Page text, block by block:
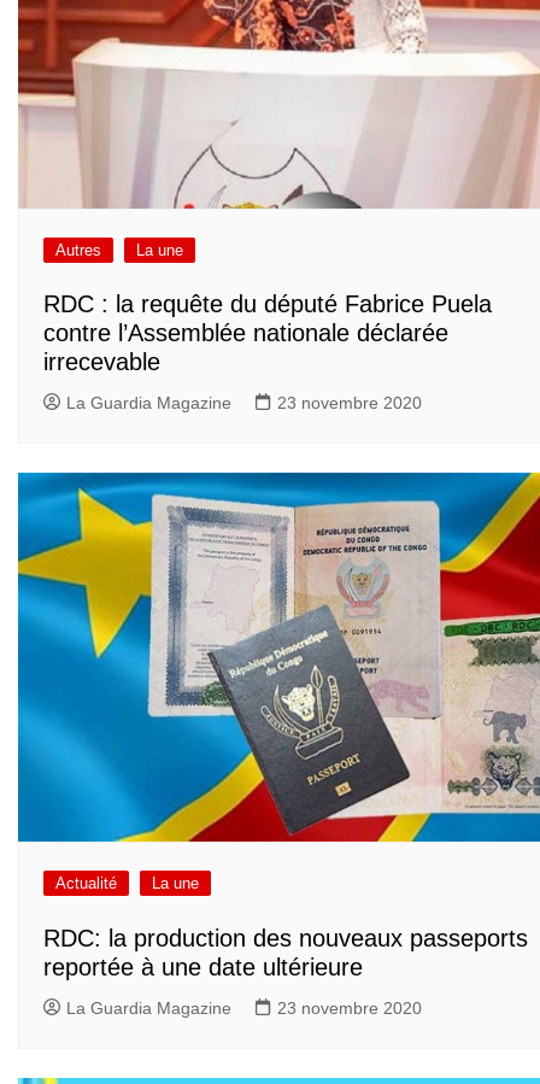
Autres La une
RDC : la requête du député Fabrice Puela
contre l’Assemblée nationale déclarée
irrecevable
La Guardia Magazine 23 novembre 2020
Actualité La une
RDC: la production des nouveaux passeports
reportée à une date ultérieure
La Guardia Magazine 23 novembre 2020